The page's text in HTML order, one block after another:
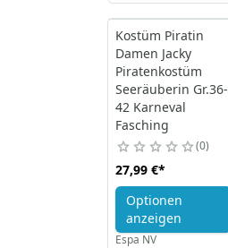
Kostüm Piratin
Damen Jacky
Piratenkostüm
Seeräuberin Gr.36-
42 Karneval
Fasching
0
27,99 €*
Optionen
anzeigen
Espa NV